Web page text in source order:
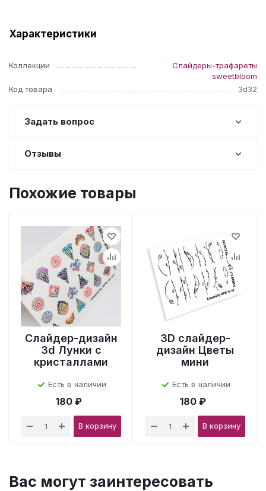
Характеристики
Коллекции
Слайдеры-трафареты
sweetbloom
Код товара
3d32
Задать вопрос
Отзывы
Похожие товары
Слайдер-дизайн
3d Лунки с
кристаллами
Есть в наличии
180 ₽
В корзину
3D cлайдер-
дизайн Цветы
мини
Есть в наличии
180 ₽
В корзину
Вас могут заинтересовать